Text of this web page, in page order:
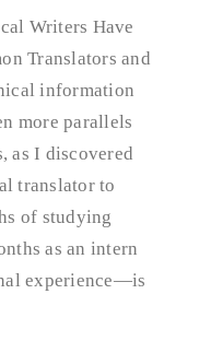
and Technology
Writers Have
Translators and
information
more parallels
as I discovered
translator to
of studying
as an intern
experience—is